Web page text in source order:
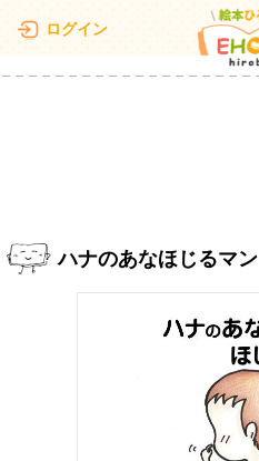
ログイン
ハナのあなほじるマン